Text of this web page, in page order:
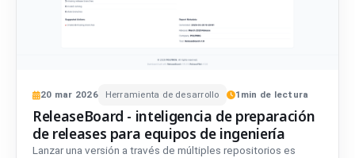
20 mar 2026 Herramienta de desarrollo 1 min de lectura
ReleaseBoard - inteligencia de preparación
de releases para equipos de ingeniería
Lanzar una versión a través de múltiples repositorios es